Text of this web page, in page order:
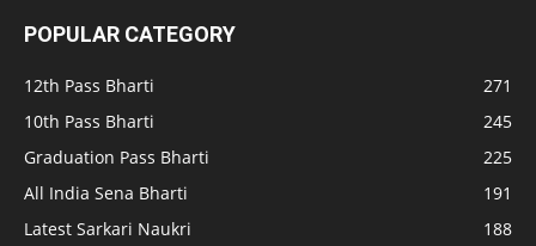
POPULAR CATEGORY
12th Pass Bharti
271
10th Pass Bharti
245
Graduation Pass Bharti
225
All India Sena Bharti
191
Latest Sarkari Naukri
188